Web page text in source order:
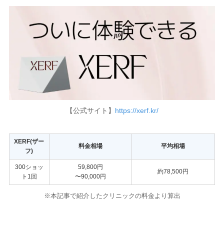
【公式サイト】 https://xerf.kr/
XERF(ザー
フ)
料金相場 平均相場
300ショッ
ト1回
59,800円
〜90,000円
約78,500円
※本記事で紹介したクリニックの料金 より算出